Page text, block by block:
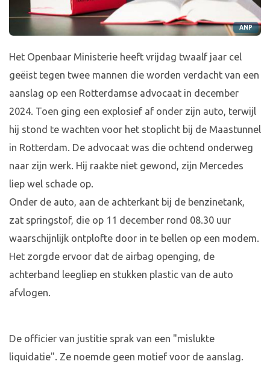
ANP
Het Openbaar Ministerie heeft vrijdag twaalf jaar cel
geëist tegen twee mannen die worden verdacht van een
aanslag op een Rotterdamse advocaat in december
2024. Toen ging een explosief af onder zijn auto, terwijl
hij stond te wachten voor het stoplicht bij de Maastunnel
in Rotterdam. De advocaat was die ochtend onderweg
naar zijn werk. Hij raakte niet gewond, zijn Mercedes
liep wel schade op.
Onder de auto, aan de achterkant bij de benzinetank,
zat springstof, die op 11 december rond 08.30 uur
waarschijnlijk ontplofte door in te bellen op een modem.
Het zorgde ervoor dat de airbag openging, de
achterband leegliep en stukken plastic van de auto
afvlogen.
De officier van justitie sprak van een "mislukte
liquidatie". Ze noemde geen motief voor de aanslag.